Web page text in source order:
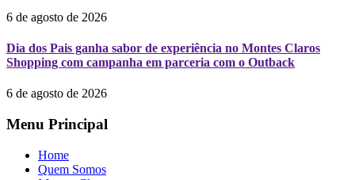
6 de agosto de 2026
Dia dos Pais ganha sabor de experiência no Montes Claros
Shopping com campanha em parceria com o Outback
6 de agosto de 2026
Menu Principal
Home
Quem Somos